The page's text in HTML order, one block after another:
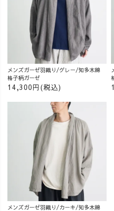
メンズガーゼ羽織り/グレー/知多木綿
格子柄ガーゼ
14,300円(税込)
メンズガーゼ羽織り/カーキ/知多木綿